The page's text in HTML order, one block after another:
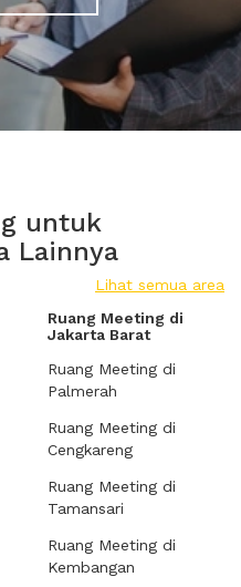
untuk
Lainnya
Lihat semua area
Ruang Meeting di
Jakarta Barat
Ruang Meeting di
Palmerah
Ruang Meeting di
Cengkareng
Ruang Meeting di
Tamansari
Ruang Meeting di
Kembangan